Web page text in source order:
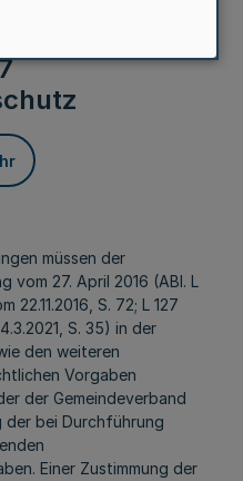
müssen der
27. April 2016 (ABl. L
22.11.2016, S. 72; L 127
S. 35) in der
den weiteren
Vorgaben
der Gemeindeverband
bei Durchführung
Einer Zustimmung der